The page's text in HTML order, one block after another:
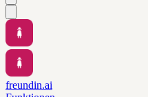
freundin.ai